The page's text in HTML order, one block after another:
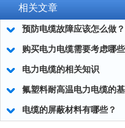
相关文章
预防电缆故障应该怎么做？
购买电力电缆需要考虑哪
电力电缆的相关知识
氟塑料耐高温电力电缆的
电缆的屏蔽材料有哪些？